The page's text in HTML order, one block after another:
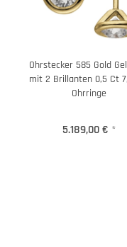
Ohrstecker 585 Gold
mit 2 Brillanten 0,5 Ct
Ohrringe
5.189,00 € *